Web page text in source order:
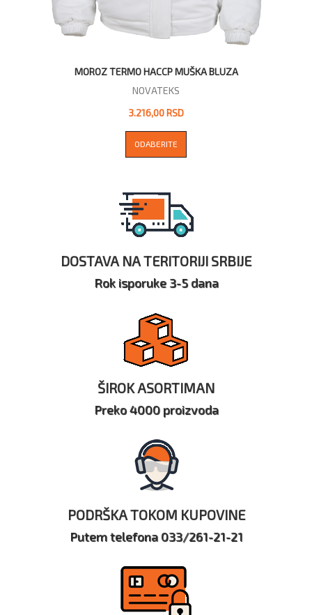
MOROZ TERMO HACCP MUŠKA BLUZA
NOVATEKS
3.216,00 RSD
ODABERITE
DOSTAVA NA TERITORIJI SRBIJE
Rok isporuke 3-5 dana
ŠIROK ASORTIMAN
Preko 4000 proizvoda
PODRŠKA TOKOM KUPOVINE
Putem telefona 033/261-21-21